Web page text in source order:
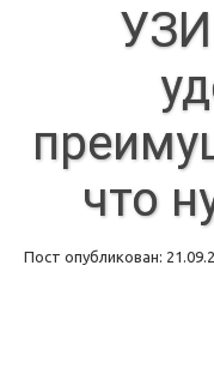
что
Пост опубликован: